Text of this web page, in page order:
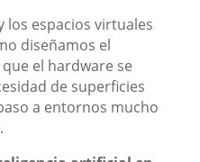
los espacios virtuales
diseñamos el
el hardware se
de superficies
a entornos mucho